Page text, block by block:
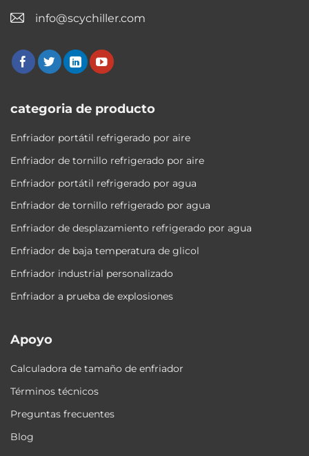
info@scychiller.com
categoria de producto
Enfriador portátil refrigerado por aire
Enfriador de tornillo refrigerado por aire
Enfriador portátil refrigerado por agua
Enfriador de tornillo refrigerado por agua
Enfriador de desplazamiento refrigerado por agua
Enfriador de baja temperatura de glicol
Enfriador industrial personalizado
Enfriador a prueba de explosiones
Apoyo
Calculadora de tamaño de enfriador
Términos técnicos
Preguntas frecuentes
Blog